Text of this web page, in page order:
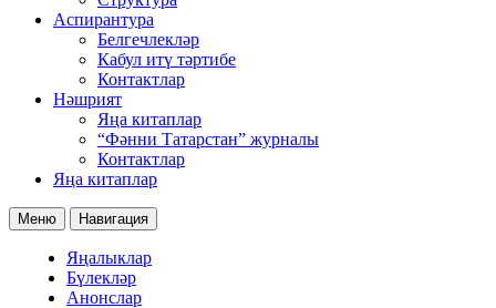
Аспирантура
Белгечлекләр
Кабул итү тәртибе
Контактлар
Нәшрият
Яңа китаплар
“Фәнни Татарстан” журналы
Контактлар
Яңа китаплар
Меню Навигация
Яңалыклар
Бүлекләр
Анонслар